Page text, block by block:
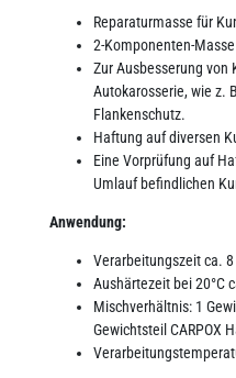
Reparaturmasse für
2-Komponenten-
Zur Ausbesserung
Autokarosserie, wie z.
Flankenschutz.
Haftung auf diversen
Eine Vorprüfung auf
Umlauf befindlichen
Anwendung:
Verarbeitungszeit ca.
Aushärtezeit bei 20°C
Mischverhältnis: 1
Gewichtsteil CARPOX